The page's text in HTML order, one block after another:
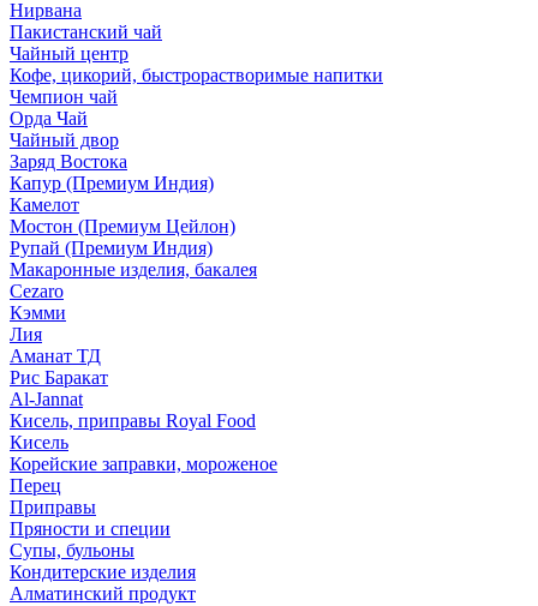
Нирвана
Пакистанский чай
Чайный центр
Кофе, цикорий, быстрорастворимые напитки
Чемпион чай
Орда Чай
Чайный двор
Заряд Востока
Капур (Премиум Индия)
Камелот
Мостон (Премиум Цейлон)
Рупай (Премиум Индия)
Макаронные изделия, бакалея
Cezaro
Кэмми
Лия
Аманат ТД
Рис Баракат
Al-Jannat
Кисель, приправы Royal Food
Кисель
Корейские заправки, мороженое
Перец
Приправы
Пряности и специи
Супы, бульоны
Кондитерские изделия
Алматинский продукт